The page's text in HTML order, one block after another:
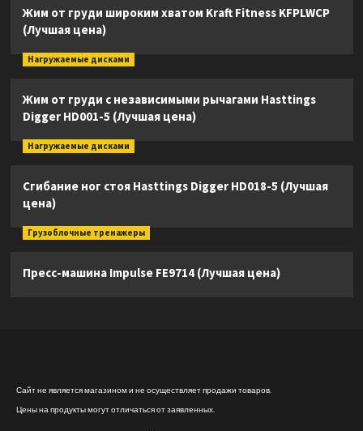
Жим от груди широким хватом Kraft Fitness KFPLWCP
(Лучшая цена)
Нагружаемые дисками
Жим от груди с независимыми рычагами Hasttings
Digger HD001-5 (Лучшая цена)
Нагружаемые дисками
Сгибание ног стоя Hasttings Digger HD018-5 (Лучшая
цена)
Грузоблочные тренажеры
Пресс-машина Impulse FE9714 (Лучшая цена)
Сайт не является магазином и не осуществляет продажи товаров.
Цены на продукты могут отличаться от заявленных.